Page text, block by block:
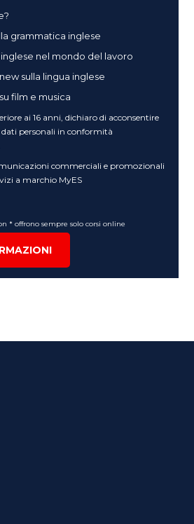
grammatica inglese
nel mondo del lavoro
sulla lingua inglese
film e musica
ai 16 anni, dichiaro di acconsentire
personali in conformità
commerciali e promozionali
a marchio MyES
* offrono sempre solo corsi online